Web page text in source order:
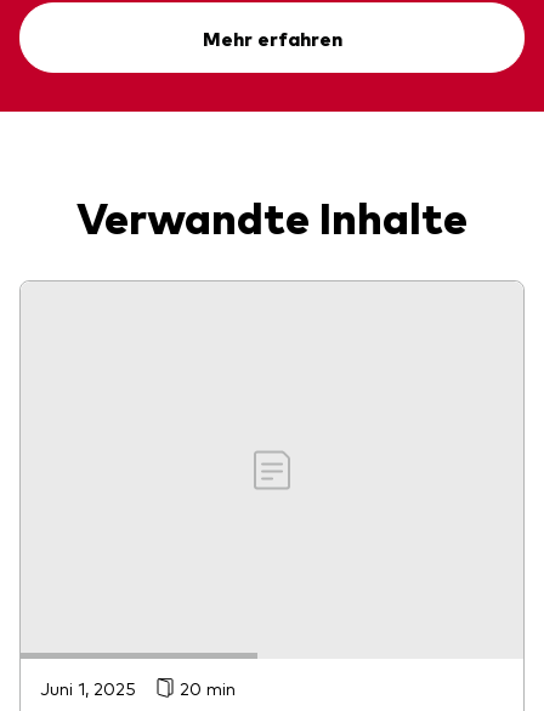
Mehr erfahren
Verwandte Inhalte
Juni 1, 2025 20 min